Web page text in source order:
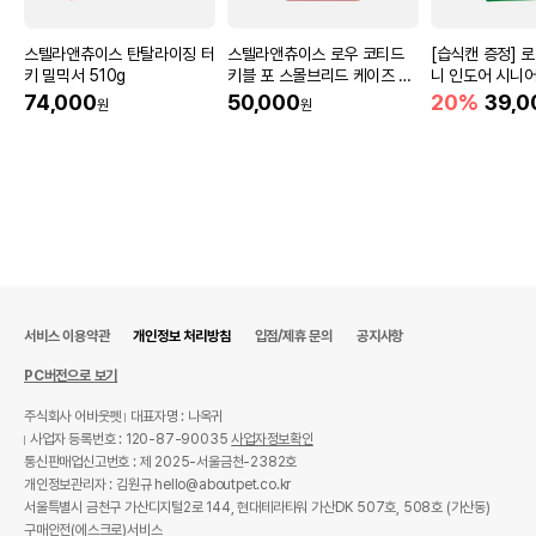
스텔라앤츄이스 탄탈라이징 터
키 밀믹서 510g
74,000원
스텔라앤츄이스 로우 코티드
키블 포 스몰브리드 케이즈 프
리 치킨 1.6kg
50,000원
[습식캔 증정]
니 인도어 시니
움
20%
서비스 이용약관 개인정보 처리방침 입점/제휴 문의 공지사항
PC버전으로 보기
주식회사 어바웃펫
대표자명 : 나옥귀
사업자 등록번호 : 120-87-90035사업자정보확인
통신판매업신고번호 : 제 2025-서울금천-2382호
개인정보관리자 : 김원규 hello@aboutpet.co.kr
서울특별시 금천구 가산디지털2로 144, 현대테라타워 가산DK 507호, 508호 (가산동)
구매안전(에스크로)서비스